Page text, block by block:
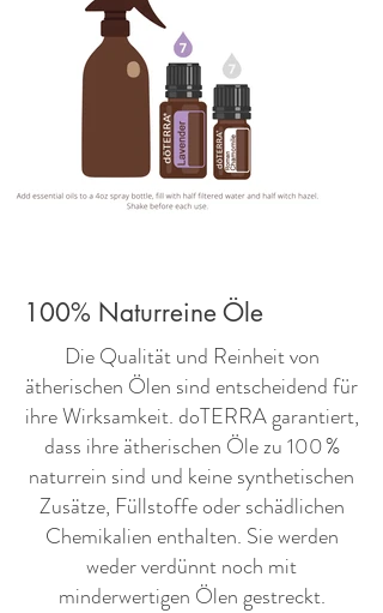
100% Naturreine Öle
​Die Qualität und Reinheit von
ätherischen Ölen sind entscheidend für
ihre Wirksamkeit. doTERRA garantiert,
dass ihre ätherischen Öle zu 100 %
naturrein sind und keine synthetischen
Zusätze, Füllstoffe oder schädlichen
Chemikalien enthalten. Sie werden
weder verdünnt noch mit
minderwertigen Ölen gestreckt.